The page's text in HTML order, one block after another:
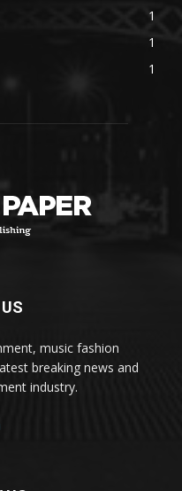
1
1
1
music fashion
breaking news and
industry.